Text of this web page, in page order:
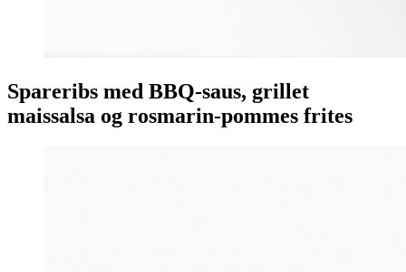
Spareribs med BBQ-saus, grillet
maissalsa og rosmarin-pommes frites